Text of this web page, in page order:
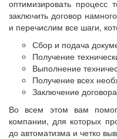
оптимизировать процесс
заключить договор
и перечислим все шаги,
Сбор и подача
Получение
Выполнение
Получение всех
Заключение
Во всем этом вам
компании, для которых
до автоматизма и четко